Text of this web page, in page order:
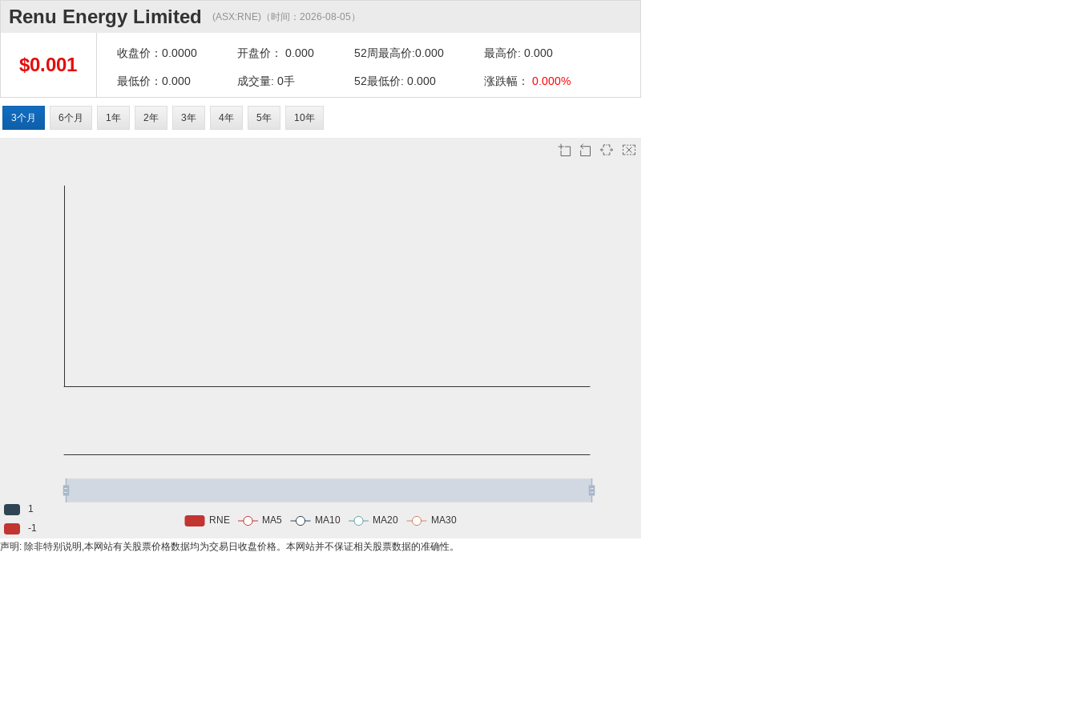
Renu Energy Limited (ASX:RNE)（时间：2026-08-05）
$0.001
收盘价：0.0000
最低价：0.000
开盘价： 0.000
成交量: 0手
52周最高价:0.000
52最低价: 0.000
最高价: 0.000
涨跌幅： 0.000%
3个月 6个月 1年 2年 3年 4年 5年 10年
声明: 除非特别说明,本网站有关股票价格数据均为交易日收盘价格。本网站并不保证相关股票数据的准确性。